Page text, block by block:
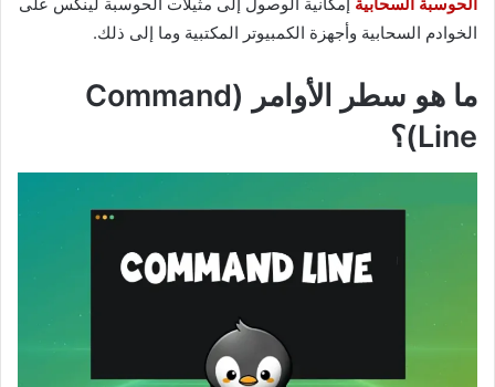
الحوسبة السحابية إمكانية الوصول إلى مثيلات الحوسبة لينكس على
الخوادم السحابية وأجهزة الكمبيوتر المكتبية وما إلى ذلك.
ما هو سطر الأوامر (Command
Line)؟